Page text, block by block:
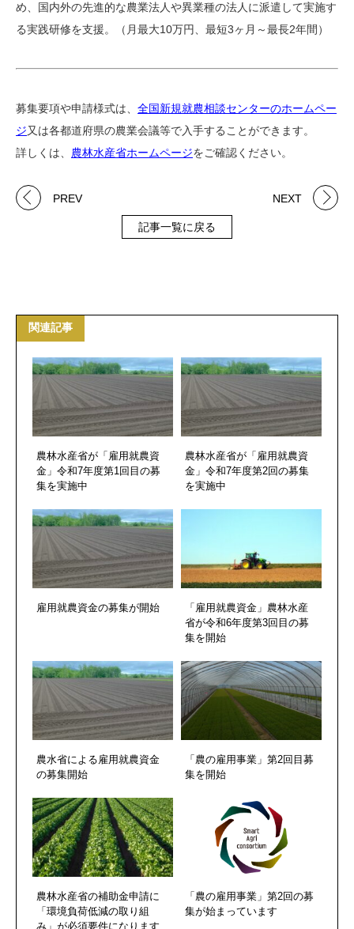
め、国内外の先進的な農業法人や異業種の法人に派遣して実施す
る実践研修を支援。（月最大10万円、最短3ヶ月～最長2年間）
募集要項や申請様式は、 全国新規就農相談センターのホームペー
ジ又は各都道府県の農業会議等で入手することができます。
詳しくは、 農林水産省ホームページをご確認ください。
PREV
記事一覧に戻る
NEXT
関連記事
農林水産省が「雇用就農資
金」令和7年度第1回目の募
集を実施中
農林水産省が「雇用就農資
金」令和7年度第2回の募集
を実施中
雇用就農資金の募集が開始
「雇用就農資金」農林水産
省が令和6年度第3回目の募
集を開始
農水省による雇用就農資金
の募集開始
「農の雇用事業」第2回目募
集を開始
農林水産省の補助金申請に
「環境負荷低減の取り組
み」が必須要件になります
「農の雇用事業」第2回の募
集が始まっています